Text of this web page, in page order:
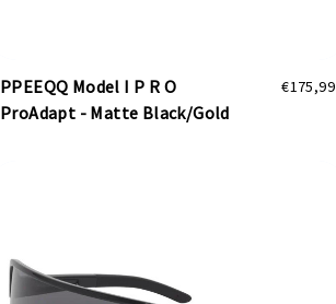
PPEEQQ Model I P R O
ProAdapt - Matte Black/Gold
€175,99